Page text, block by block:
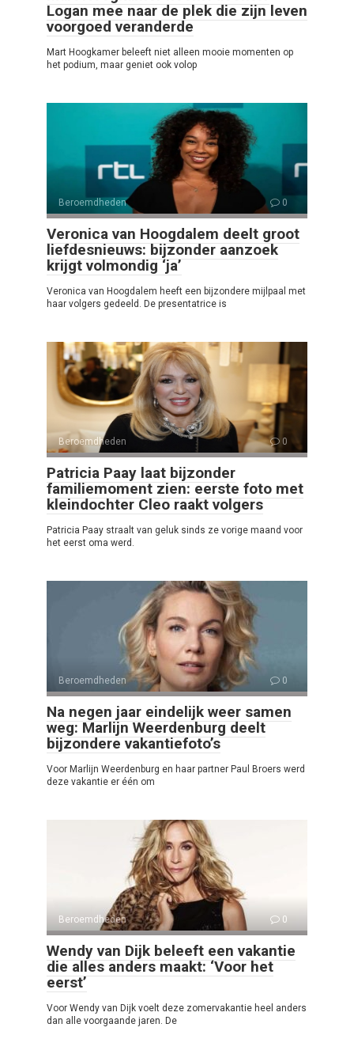
Logan mee naar de plek die zijn leven
voorgoed veranderde
Mart Hoogkamer beleeft niet alleen mooie momenten op
het podium, maar geniet ook volop
Beroemdheden 0
Veronica van Hoogdalem deelt groot
liefdesnieuws: bijzonder aanzoek
krijgt volmondig ‘ja’
Veronica van Hoogdalem heeft een bijzondere mijlpaal met
haar volgers gedeeld. De presentatrice is
Beroemdheden 0
Patricia Paay laat bijzonder
familiemoment zien: eerste foto met
kleindochter Cleo raakt volgers
Patricia Paay straalt van geluk sinds ze vorige maand voor
het eerst oma werd.
Beroemdheden 0
Na negen jaar eindelijk weer samen
weg: Marlijn Weerdenburg deelt
bijzondere vakantiefoto’s
Voor Marlijn Weerdenburg en haar partner Paul Broers werd
deze vakantie er één om
Beroemdheden 0
Wendy van Dijk beleeft een vakantie
die alles anders maakt: ‘Voor het
eerst’
Voor Wendy van Dijk voelt deze zomervakantie heel anders
dan alle voorgaande jaren. De